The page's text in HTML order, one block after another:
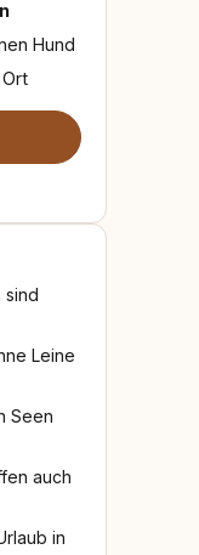
Hund
sind
Leine
Seen
auch
in